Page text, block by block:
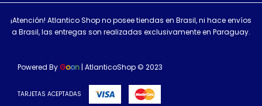
¡Atención! Atlantico Shop no posee tiendas en Brasil, ni hace envíos
a Brasil, las entregas son realizadas exclusivamente en Paraguay.
Powered By Goon | AtlanticoShop © 2023
TARJETAS ACEPTADAS